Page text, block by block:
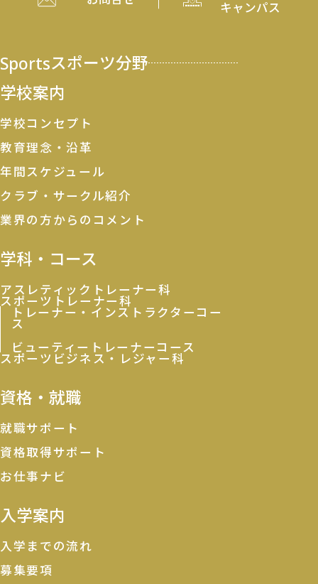
キャンパス
Sportsスポーツ分野
学校案内
学校コンセプト
教育理念・沿革
年間スケジュール
クラブ・サークル紹介
業界の方からのコメント
学科・コース
アスレティックトレーナー科
スポーツトレーナー科
トレーナー・インストラクターコー
ス
ビューティートレーナーコース
スポーツビジネス・レジャー科
資格・就職
就職サポート
資格取得サポート
お仕事ナビ
入学案内
入学までの流れ
募集要項